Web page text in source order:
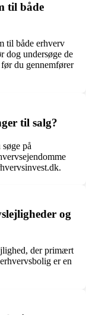
til både
til både erhverv
dog undersøge de
du gennemfører
til salg?
på
og
der primært
er en